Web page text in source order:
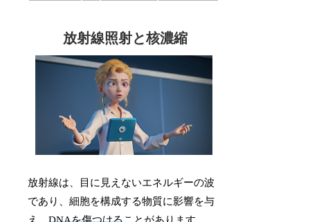
放射線照射と核濃縮
放射線は、目に見えないエネルギーの波
であり、細胞を構成する物質に影響を与